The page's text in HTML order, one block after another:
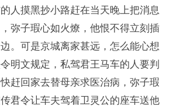
人摸黑抄小路赶在当天晚上把消息
弥子瑕心如火燎，他恨不得立刻插
边。可是京城离家甚远，怎么能心想
明文规定，私驾君王马车的人要判
赶回家去替母亲求医治病，弥子瑕
君令让车夫驾着卫灵公的座车送他